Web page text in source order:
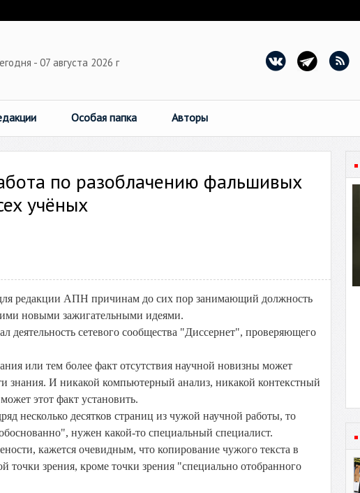
- 07 августа 2026 г
Особая папка Авторы
по разоблачению фальшивых
учёных
редакции АПН причинам до сих пор занимающий должность
новыми зажигательными идеями.
деятельность сетевого сообщества "Диссернет", проверяющего
или тем более факт отсутствия научной новизны может
знания. И никакой компьютерный анализ, никакой контекстный
этот факт установить.
несколько десятков страниц из чужой научной работы, то
нужен какой-то специальный специалист.
кажется очевидным, что копирование чужого текста в
зрения, кроме точки зрения "специально отобранного